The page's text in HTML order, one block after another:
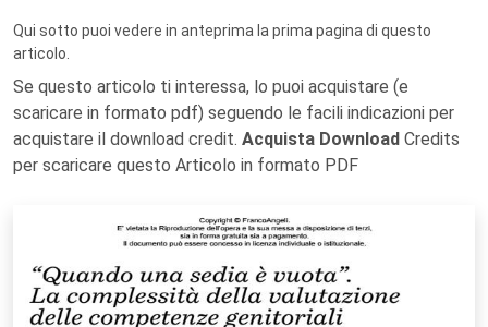
Qui sotto puoi vedere in anteprima la prima pagina di questo
articolo.
Se questo articolo ti interessa, lo puoi acquistare (e
scaricare in formato pdf) seguendo le facili indicazioni per
acquistare il download credit. Acquista Download Credits
per scaricare questo Articolo in formato PDF